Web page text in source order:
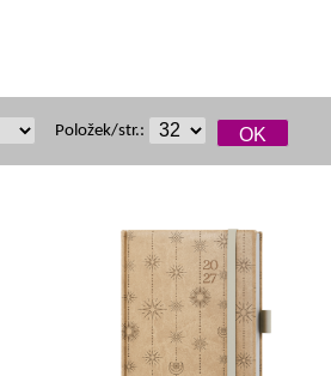
Položek/str.: